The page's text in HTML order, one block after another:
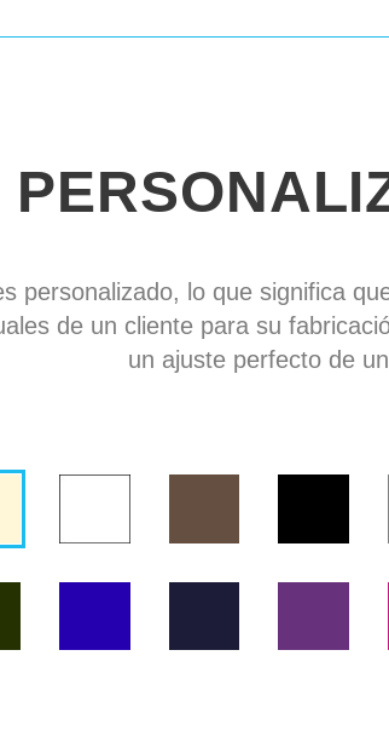
personalizado, lo que significa
de un cliente para su
un ajuste perfecto de